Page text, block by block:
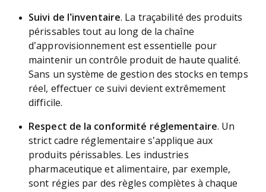
Suivi de l’inventaire. La traçabilité des produits
périssables tout au long de la chaîne
d’approvisionnement est essentielle pour
maintenir un contrôle produit de haute qualité.
Sans un système de gestion des stocks en temps
réel, effectuer ce suivi devient extrêmement
difficile.
Respect de la conformité réglementaire. Un
strict cadre réglementaire s’applique aux
produits périssables. Les industries
pharmaceutique et alimentaire, par exemple,
sont régies par des règles complètes à chaque